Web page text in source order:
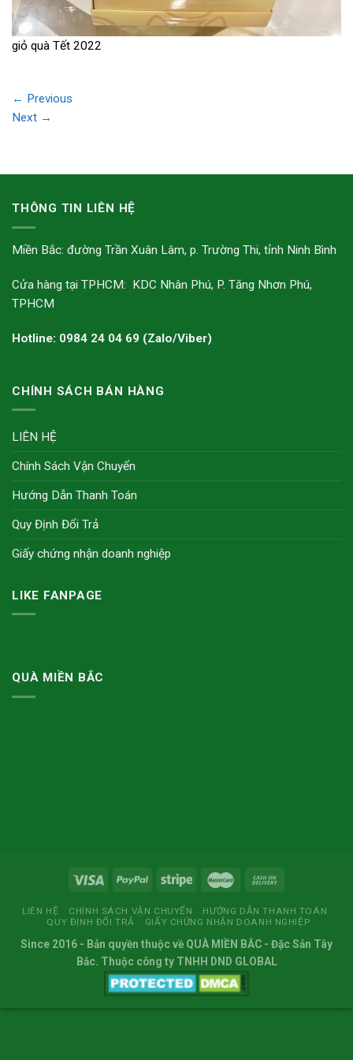
giỏ quà Tết 2022
← Previous
Next →
THÔNG TIN LIÊN HỆ
Miền Bắc: đường Trần Xuân Lâm, p. Trường Thi, tỉnh Ninh Bình
Cửa hàng tại TPHCM: KDC Nhân Phú, P. Tăng Nhơn Phú,
TPHCM
Hotline: 0984 24 04 69 (Zalo/Viber)
CHÍNH SÁCH BÁN HÀNG
LIÊN HỆ
Chính Sách Vận Chuyển
Hướng Dẫn Thanh Toán
Quy Định Đổi Trả
Giấy chứng nhận doanh nghiệp
LIKE FANPAGE
QUÀ MIỀN BẮC
LIÊN HỆ CHÍNH SÁCH VẬN CHUYỂN
HƯỚNG DẪN THANH TOÁN
QUY ĐỊNH ĐỔI TRẢ
GIẤY CHỨNG NHẬN DOANH NGHIỆP
Since 2016 - Bản quyền thuộc về QUÀ MIỀN BẮC - Đặc Sản Tây
Bắc. Thuộc công ty TNHH DND GLOBAL